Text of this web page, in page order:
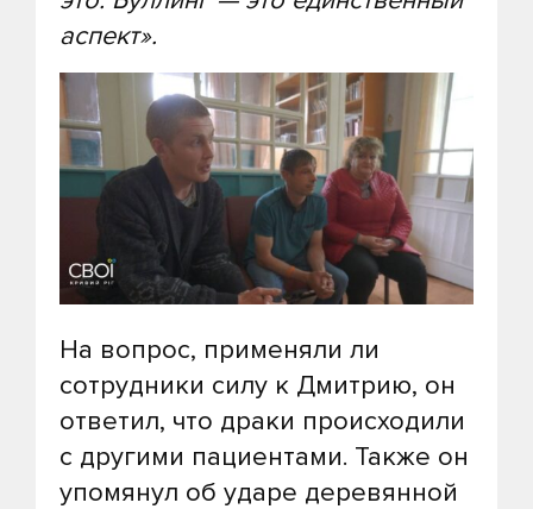
аспект».
На вопрос, применяли ли
сотрудники силу к Дмитрию, он
ответил, что драки происходили
с другими пациентами. Также он
упомянул об ударе деревянной